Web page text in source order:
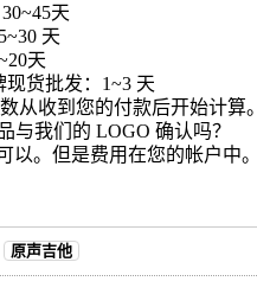
天
天
天
货批发：1~3 天
收到您的付款后开始计算。
与我们的 LOGO 确认吗？
。但是费用在您的帐户中。
原声吉他